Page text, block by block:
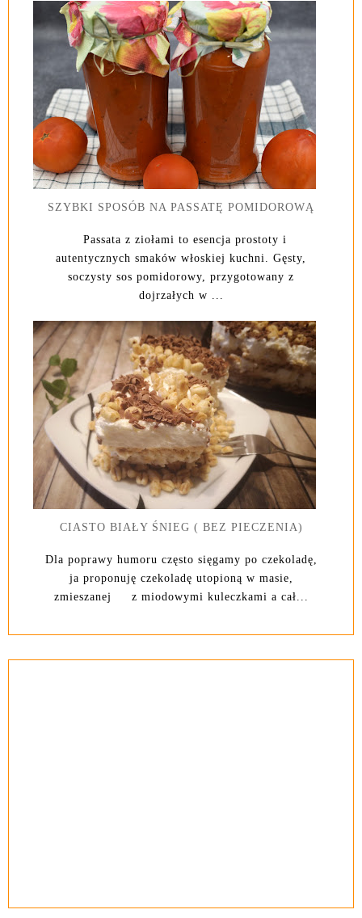
SZYBKI SPOSÓB NA PASSATĘ POMIDOROWĄ
Passata z ziołami to esencja prostoty i
autentycznych smaków włoskiej kuchni. Gęsty,
soczysty sos pomidorowy, przygotowany z
dojrzałych w ...
CIASTO BIAŁY ŚNIEG ( BEZ PIECZENIA)
Dla poprawy humoru często sięgamy po czekoladę,
ja proponuję czekoladę utopioną w masie,
zmieszanej z miodowymi kuleczkami a cał...